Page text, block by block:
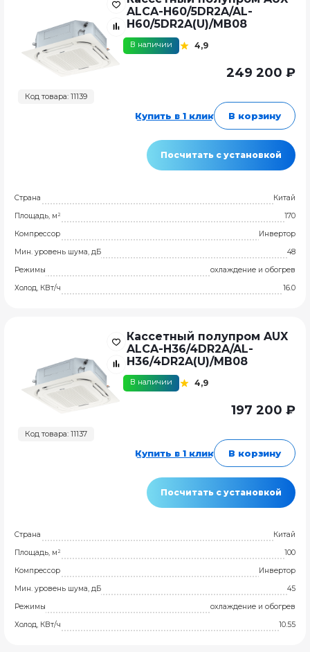
Код товара: 11139
ALCA-H60/5DR2A/AL-
H60/5DR2A(U)/MB08
В наличии 4,9
249 200 ₽
Купить в 1 клик В корзину
Посчитать с установкой
Страна
Китай
Площадь, м²
170
Компрессор
Инвертор
Мин. уровень шума, дБ
48
Режимы
охлаждение и обогрев
Холод, КВт/ч
16.0
Код товара: 11137
Кассетный полупром AUX
ALCA-H36/4DR2A/AL-
H36/4DR2A(U)/MB08
В наличии 4,9
197 200 ₽
Купить в 1 клик В корзину
Посчитать с установкой
Страна
Китай
Площадь, м²
100
Компрессор
Инвертор
Мин. уровень шума, дБ
45
Режимы
охлаждение и обогрев
Холод, КВт/ч
10.55